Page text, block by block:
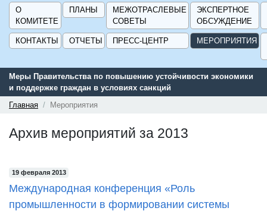
О
КОМИТЕТЕ
ПЛАНЫ
МЕЖОТРАСЛЕВЫЕ
СОВЕТЫ
ЭКСПЕРТНОЕ
ОБСУЖДЕНИЕ
КОНТАКТЫ ОТЧЕТЫ ПРЕСС-ЦЕНТР МЕРОПРИЯТИЯ
Меры Правительства по повышению устойчивости экономики
и поддержке граждан в условиях санкций
Главная
Мероприятия
Архив мероприятий за 2013
19 февраля 2013
Международная конференция «Роль
промышленности в формировании системы